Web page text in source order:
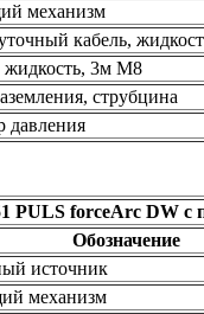
механизм
кабель,
жидкость, 3м М8
струбцина
давления
forceArc DW с
Обозначение
источник
механизм